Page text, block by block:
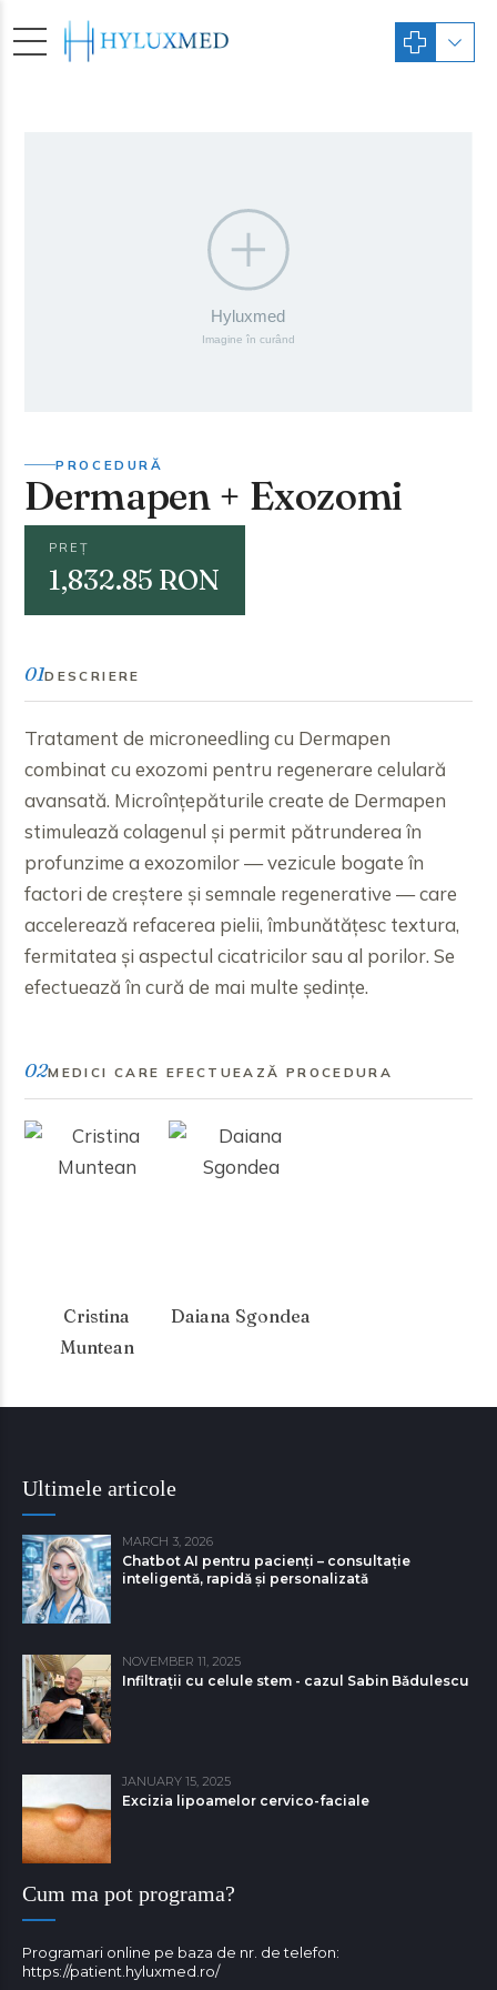
PROCEDURĂ
Dermapen + Exozomi
PREȚ
1,832.85 RON
01DESCRIERE
Tratament de microneedling cu Dermapen
combinat cu exozomi pentru regenerare celulară
avansată. Microînțepăturile create de Dermapen
stimulează colagenul și permit pătrunderea în
profunzime a exozomilor — vezicule bogate în
factori de creștere și semnale regenerative — care
accelerează refacerea pielii, îmbunătățesc textura,
fermitatea și aspectul cicatricilor sau al porilor. Se
efectuează în cură de mai multe ședințe.
02MEDICI CARE EFECTUEAZĂ PROCEDURA
Cristina
Muntean
Daiana Sgondea
Ultimele articole
MARCH 3, 2026
Chatbot AI pentru pacienți – consultație
inteligentă, rapidă și personalizată
NOVEMBER 11, 2025
Infiltrații cu celule stem - cazul Sabin Bǎdulescu
JANUARY 15, 2025
Excizia lipoamelor cervico-faciale
Cum ma pot programa?
Programari online pe baza de nr. de telefon:
https://patient.hyluxmed.ro/